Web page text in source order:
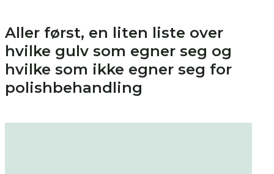
Aller først, en liten liste over
hvilke gulv som egner seg og
hvilke som ikke egner seg for
polishbehandling